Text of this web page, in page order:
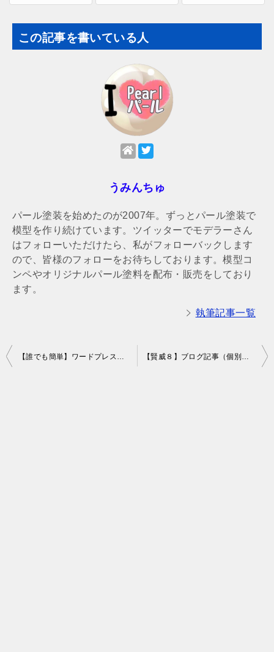
この記事を書いている人
うみんちゅ
パール塗装を始めたのが2007年。ずっとパール塗装で
模型を作り続けています。ツイッターでモデラーさん
はフォローいただけたら、私がフォローバックします
ので、皆様のフォローをお待ちしております。模型コ
ンペやオリジナルパール塗料を配布・販売をしており
ます。
執筆記事一覧
投